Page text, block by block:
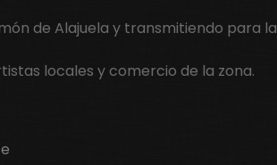
de Alajuela y transmitiendo para la
locales y comercio de la zona.